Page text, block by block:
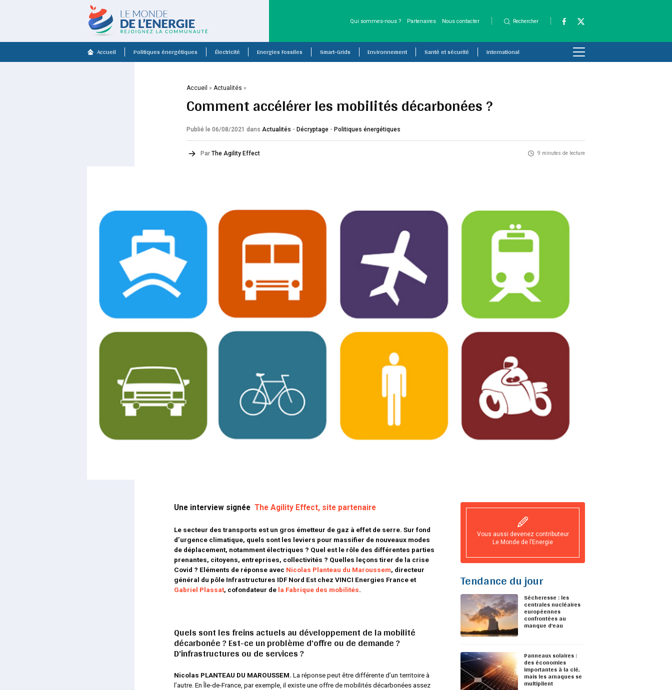
Qui sommes-nous ? Partenaires Nous contacter Rechercher
Accueil Politiques énergétiques Électricité Energies Fossiles Smart-Grids Environnement Santé et sécurité International
Accueil »Actualités »
Comment accélérer les mobilités décarbonées ?
Publié le 06/08/2021dans Actualités -Décryptage -Politiques énergétiques
Par The Agility Effect 9 minutes de lecture
Une interview signée The Agility Effect, site partenaire
Le secteur des transports est un gros émetteur de gaz à effet de serre. Sur fond
d’urgence climatique, quels sont les leviers pour massifier de nouveaux modes
de déplacement, notamment électriques ? Quel est le rôle des différentes parties
prenantes, citoyens, entreprises, collectivités ? Quelles leçons tirer de la crise
Covid ? Eléments de réponse avec Nicolas Planteau du Maroussem, directeur
général du pôle Infrastructures IDF Nord Est chez VINCI Energies France et
Gabriel Plassat, cofondateur de la Fabrique des mobilités.
Quels sont les freins actuels au développement de la mobilité
décarbonée ? Est-ce un problème d’offre ou de demande ?
D’infrastructures ou de services ?
Nicolas PLANTEAU DU MAROUSSEM. La réponse peut être différente d’un territoire à
l’autre. En Île-de-France, par exemple, il existe une offre de mobilités décarbonées assez
Vous aussi devenez contributeur
Le Monde de l’Energie
Tendance du jour
Sécheresse : les
centrales nucléaires
européennes
confrontées au
manque d’eau
Panneaux solaires :
des économies
importantes à la clé,
mais les arnaques se
multiplient